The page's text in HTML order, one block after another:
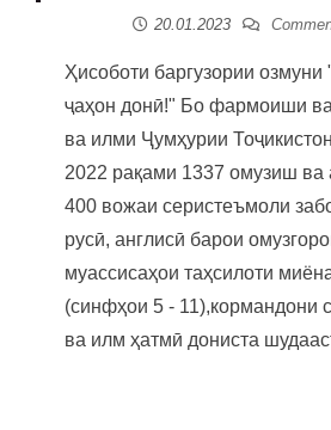
20.01.2023
Ҳисоботи баргузории
ҷаҳон донӣ!" Бо фармоиши
ва илми Ҷумҳурии
2022 рақами 1337 омузиш ва
400 вожаи серистеъмоли
русӣ, англисӣ барои
муассисаҳои таҳсилоти
(синфҳои 5 - 11),кормандони
ва илм ҳатмӣ дониста